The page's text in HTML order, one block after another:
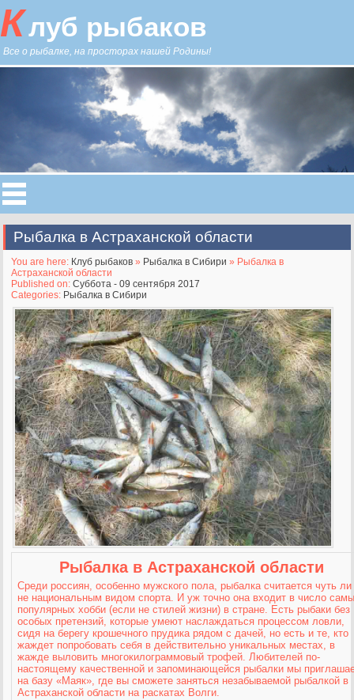
Клуб рыбаков
Все о рыбалке, на просторах нашей Родины!
Рыбалка в Астраханской области
You are here: Клуб рыбаков » Рыбалка в Сибири » Рыбалка в
Астраханской области
Published on:Суббота - 09 сентября 2017
Categories: Рыбалка в Сибири
Рыбалка в Астраханской области
Среди россиян, особенно мужского пола, рыбалка считается чуть ли
не национальным видом спорта. И уж точно она входит в число
популярных хобби (если не стилей жизни) в стране. Есть рыбаки без
особых претензий, которые умеют наслаждаться процессом ловли,
сидя на берегу крошечного прудика рядом с дачей, но есть и те, кто
жаждет попробовать себя в действительно уникальных местах, в
жажде выловить многокилограммовый трофей. Любителей по-
настоящему качественной и запоминающейся рыбалки мы
на базу «Маяк», где вы сможете заняться незабываемой рыбалкой в
Астраханской области на раскатах Волги.